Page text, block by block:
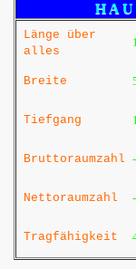
H A U
Länge über
alles
Breite
Tiefgang
Bruttoraumzahl -
Nettoraumzahl -
Tragfähigkeit